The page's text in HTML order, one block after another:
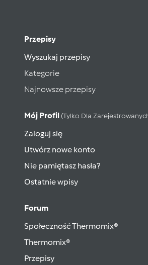
Przepisy
Wyszukaj przepisy
Kategorie
Najnowsze przepisy
Mój Profil (tylko Dla
Zaloguj się
Utwórz nowe konto
Nie pamiętasz hasła?
Ostatnie wpisy
Forum
Społeczność Thermomix®
Thermomix®
Przepisy